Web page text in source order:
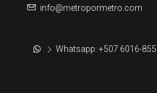
info@metropormetro.com
Whatsapp: +507 6016-